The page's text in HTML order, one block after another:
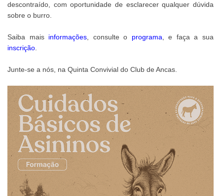
descontraído, com oportunidade de esclarecer qualquer dúvida
sobre o burro.
Saiba mais informações , consulte o programa , e faça a sua
inscrição
Junte-se a nós, na Quinta Convivial do Club de Ancas.